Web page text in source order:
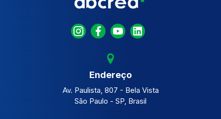
Endereço
Av. Paulista, 807 - Bela Vista
São Paulo - SP, Brasil